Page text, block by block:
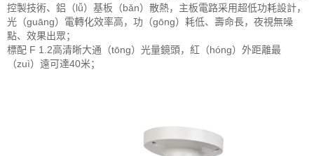
控製技術、鋁（lǚ）基板（bǎn）散熱，主板電路采用超低功耗設計，
光（guāng）電轉化效率高，功（gōng）耗低、壽命長，夜視無噪
點、效果出眾；
標配 F 1.2高清晰大通（tōng）光量鏡頭，紅（hóng）外距離最
（zuì）遠可達40米；